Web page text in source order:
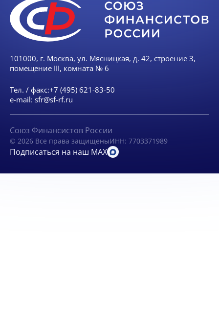
101000, г. Москва, ул. Мясницкая, д. 42, строение 3,
помещение III, комната № 6
Тел. / факс:+7 (495) 621-83-50
e-mail: sfr@sf-rf.ru
Союз Финансистов России
© 2026 Все права защищеныИНН: 7703371989
Подписаться на наш MAX